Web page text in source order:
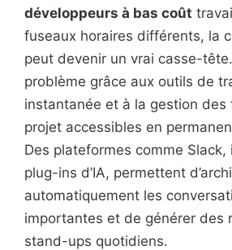
développeurs à bas coût
fuseaux horaires différents, la
peut devenir un vrai casse-tête.
problème grâce aux outils de
instantanée et à la gestion des
projet accessibles en
Des plateformes comme
plug-ins d’IA, permettent
automatiquement les
importantes et de générer des
stand-ups quotidiens.